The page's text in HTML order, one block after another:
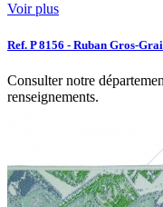
Voir plus
Ref. P 8156 - Ruban Gros-
Consulter notre
renseignements.